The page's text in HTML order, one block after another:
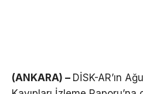
(ANKARA) – DİSK-AR’ın